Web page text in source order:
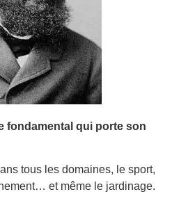
fondamental qui porte son
tous les domaines, le sport,
et même le jardinage.